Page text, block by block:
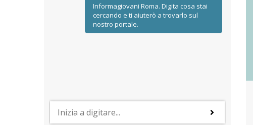
Informagiovani Roma. Digita cosa stai
cercando e ti aiuterò a trovarlo sul
nostro portale.
Le università a Roma